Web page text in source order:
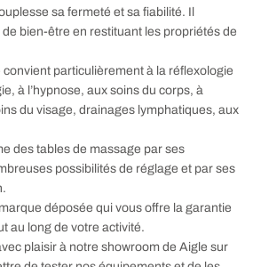
sa fermeté et sa fiabilité. Il
bien-être en restituant les propriétés de
convient particulièrement à la réflexologie
à l’hypnose, aux soins du corps, à
du visage, drainages lymphatiques, aux
des tables de massage par ses
possibilités de réglage et par ses
déposée qui vous offre la garantie
au long de votre activité.
plaisir à notre showroom de Aigle sur